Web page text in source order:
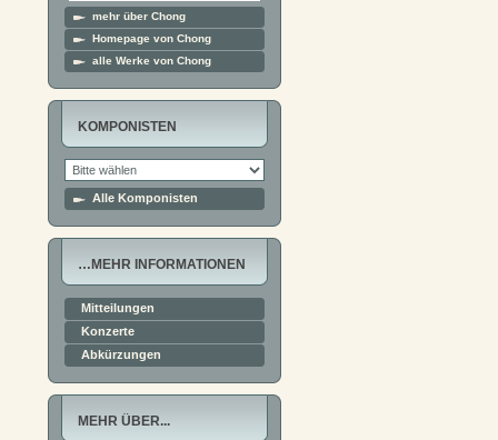
mehr über Chong
Homepage von Chong
alle Werke von Chong
KOMPONISTEN
Alle Komponisten
…MEHR INFORMATIONEN
Mitteilungen
Konzerte
Abkürzungen
MEHR ÜBER...